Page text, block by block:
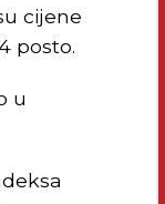
cijene
posto.
u